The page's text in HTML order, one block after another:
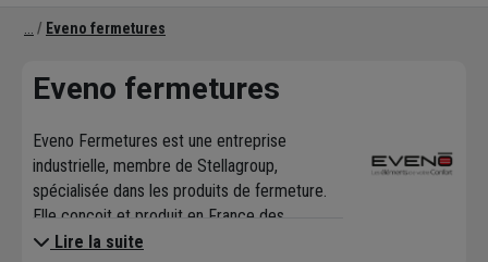
Eveno fermetures
Eveno fermetures
Eveno Fermetures est une entreprise
industrielle, membre de Stellagroup,
spécialisée dans les produits de fermeture.
Elle conçoit et produit en France des
produits innovants pour l'habitat, le
Lire la suite